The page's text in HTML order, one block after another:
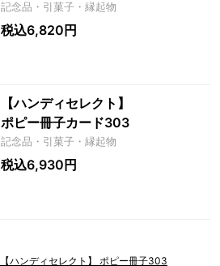
記念品・引菓子・縁起物
税込6,820円
【ハンディセレクト】
ポピー冊子カード303
記念品・引菓子・縁起物
税込6,930円
【ハンディセレクト】 ポピー冊子303